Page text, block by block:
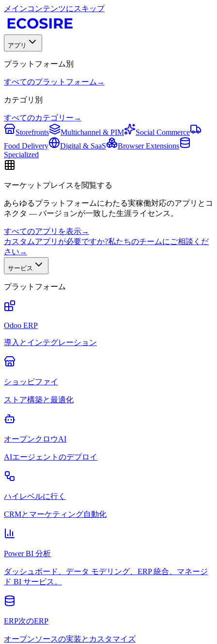
メインコンテンツにスキップ
アプリ
プラットフォーム別
すべてのプラットフォーム →
カテゴリ別
すべてのカテゴリー →
Storefronts
Multichannel & PIM
Social Commerce
Food Delivery
Digital & SaaS
Browser Extensions
Specialized
マーケットプレイスを閲覧する
あらゆるプラットフォームにわたる実稼働対応のアプリとコ
ネクタ — バージョンが一致した生涯ライセンス。
すべてのアプリを表示→
カスタムアプリが必要ですか?私たちのチームにご相談くだ
さい →
サービス
プラットフォーム
Odoo ERP
導入とインテグレーション
ショッピファイ
ストア構築と最適化
オープンクロウAI
AIエージェントのデプロイ
ハイレベルに行く
CRMとマーケティング自動化
Power BI 分析
ダッシュボード、データ モデリング、ERP 統合、マネージ
ド BI サービス。
ERP次のERP
オープンソースの実装とカスタマイズ